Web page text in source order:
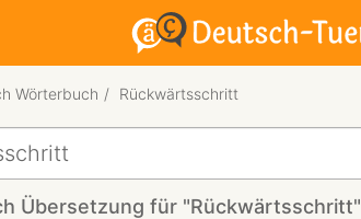
Wörterbuch Rückwärtsschritt
Übersetzung für "Rückwärtsschritt"